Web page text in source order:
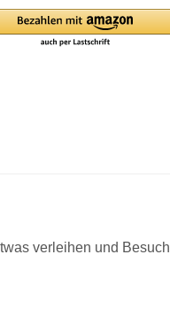
verleihen und